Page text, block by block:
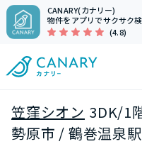
CANARY(カナリー)
物件をアプリでサクサク検
(4.8)
笠窪シオン 3DK/1
勢原市 / 鶴巻温泉